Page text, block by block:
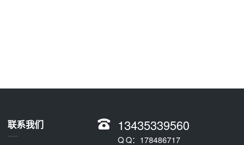
联系我们 13435339560
Q Q：178486717